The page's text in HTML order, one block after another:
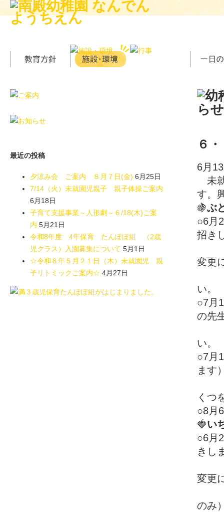
最近の投稿
夕涼み会 ご案内 ８月７日(金) 6月25日
7/14（火）未就園児親子 親子体操ご案内
6月18日
子育て支援事業～人形劇～６/18(木)ご案
内 5月21日
令和8年度 4年保育 たんぽぽ組 （2歳
児クラス）入園募集について 5月1日
☆令和８年５月２１日（木）未就園児 親
子リトミックご案内☆ 4月27日
６
6月
未
す。
🍇ぶ
○6月
招き
変更
い。
○7月
の先
い。
○7月
ます
くつ
○8月
🍓い
○6月
きし
変更
のみ